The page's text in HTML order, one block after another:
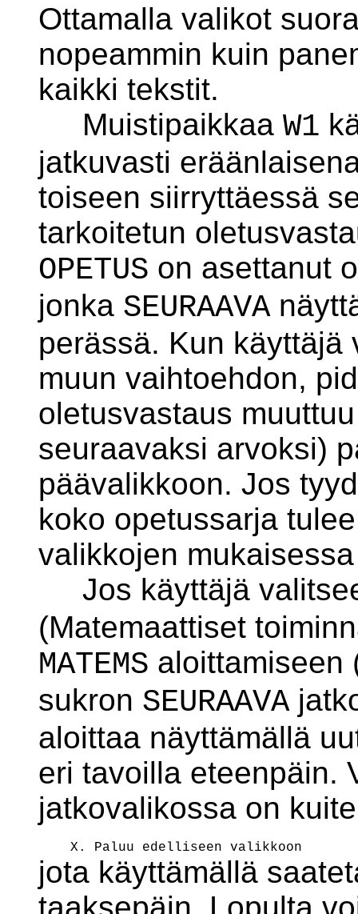
Ottamalla valikot
nopeammin kuin
kaikki tekstit.
Muistipaikkaa W1
jatkuvasti
toiseen siirryttäessä
tarkoitetun
OPETUS on asettanut
jonka SEURAAVA
perässä. Kun käyttäjä
muun vaihtoehdon,
oletusvastaus
seuraavaksi arvoksi)
päävalikkoon. Jos
koko opetussarja
valikkojen
Jos käyttäjä
(Matemaattiset
MATEMS aloittamiseen
sukron SEURAAVA
aloittaa näyttämällä
eri tavoilla eteenpäin.
jatkovalikossa on
jota käyttämällä
taaksepäin. Lopulta